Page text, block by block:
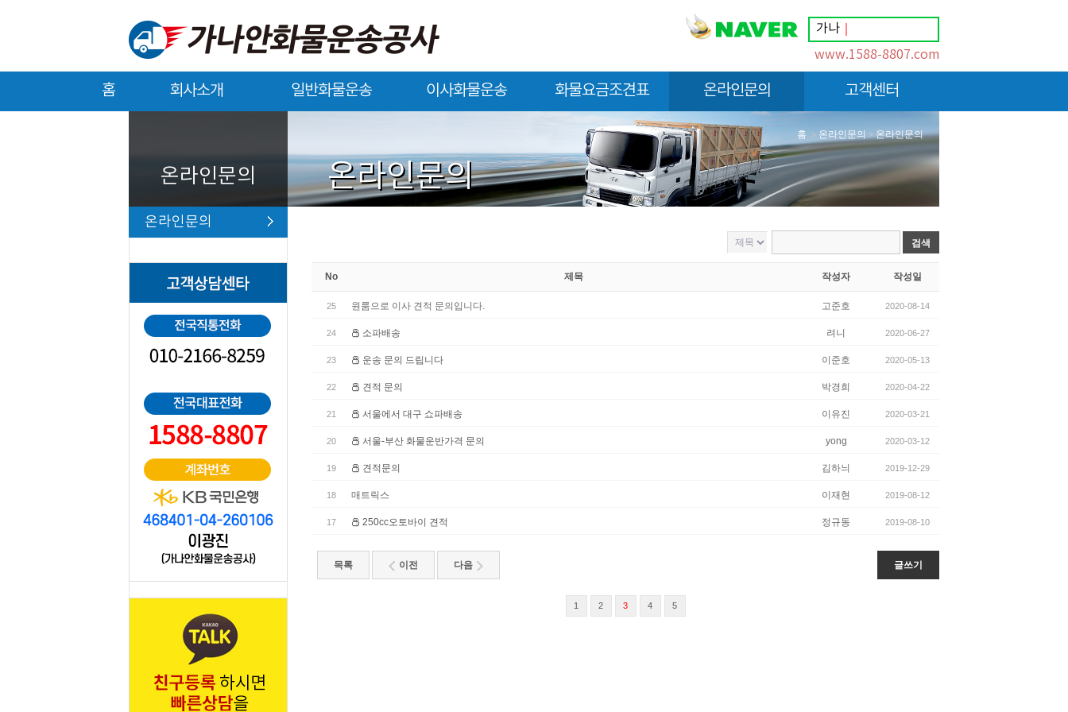
가나안
www.1588-8807.com
홈 회사소개 일반화물운송 이사화물운송 화물요금조견표
화물요금조견표
적재함규격
온라인문의
온라인문의
고객센터
고객게시판
공지사항
이용후기
온라인문의 온라인문의
홈 ＞ 온라인문의 ＞ 온라인문의
온라인문의
No 제목 작성자 작성일
25 원룸으로 이사 견적 문의입니다. 고준호 2020-08-14
24 소파배송 려니 2020-06-27
23 운송 문의 드립니다 이준호 2020-05-13
22 견적 문의 박경희 2020-04-22
21 서울에서 대구 쇼파배송 이유진 2020-03-21
20 서울-부산 화물운반가격 문의 yong 2020-03-12
19 견적문의 김하늬 2019-12-29
18 매트릭스 이재현 2019-08-12
17 250cc오토바이 견적 정규동 2019-08-10
목록 이전 다음 글쓰기
1 2 3 4 5